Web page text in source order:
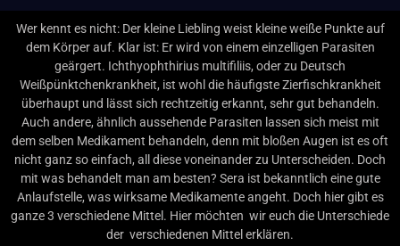
Wer kennt es nicht: Der kleine Liebling weist kleine weiße Punkte auf
dem Körper auf. Klar ist: Er wird von einem einzelligen Parasiten
geärgert. Ichthyophthirius multifiliis, oder zu Deutsch
Weißpünktchenkrankheit, ist wohl die häufigste Zierfischkrankheit
überhaupt und lässt sich rechtzeitig erkannt, sehr gut behandeln.
Auch andere, ähnlich aussehende Parasiten lassen sich meist mit
dem selben Medikament behandeln, denn mit bloßen Augen ist es oft
nicht ganz so einfach, all diese voneinander zu Unterscheiden. Doch
mit was behandelt man am besten? Sera ist bekanntlich eine gute
Anlaufstelle, was wirksame Medikamente angeht. Doch hier gibt es
ganze 3 verschiedene Mittel. Hier möchten wir euch die Unterschiede
der verschiedenen Mittel erklären.